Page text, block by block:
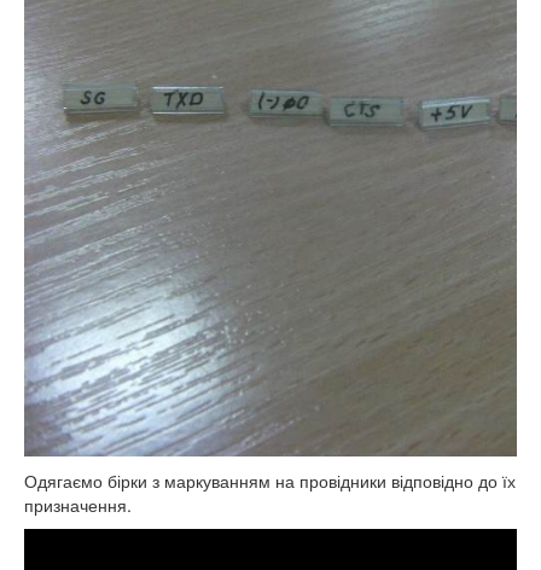
Одягаємо бірки з маркуванням на провідники відповідно до їх
призначення.